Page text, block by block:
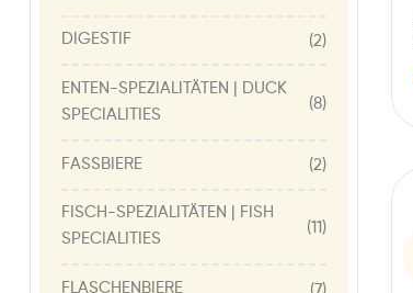
DIGESTIF (2)
ENTEN-SPEZIALITÄTEN | DUCK
SPECIALITIES
(8)
FASSBIERE (2)
FISCH-SPEZIALITÄTEN | FISH
SPECIALITIES
(11)
FLASCHENBIERE (7)